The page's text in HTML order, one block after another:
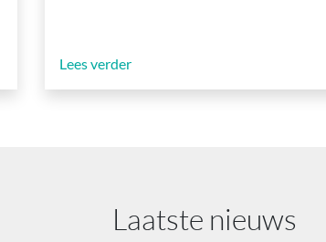
Lees verder
Laatste nieuws